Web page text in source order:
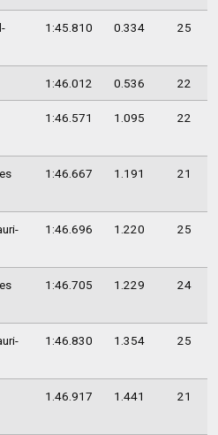
1:45.810 0.334 25
1:46.012 0.536 22
1:46.571 1.095 22
1:46.667 1.191 21
1:46.696 1.220 25
1:46.705 1.229 24
1:46.830 1.354 25
1.46.917 1.441 21